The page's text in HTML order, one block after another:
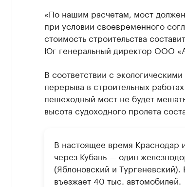
«По нашим расчетам, мост
при условии своевременного
стоимость строительства
Юг генеральный директор ООО
В соответствии с
перерыва в строительных
пешеходный мост не будет
высота судоходного пролета
В настоящее время Краснодар
через Кубань — один
(Яблоновский и
въезжает 40 тыс. автомобилей.